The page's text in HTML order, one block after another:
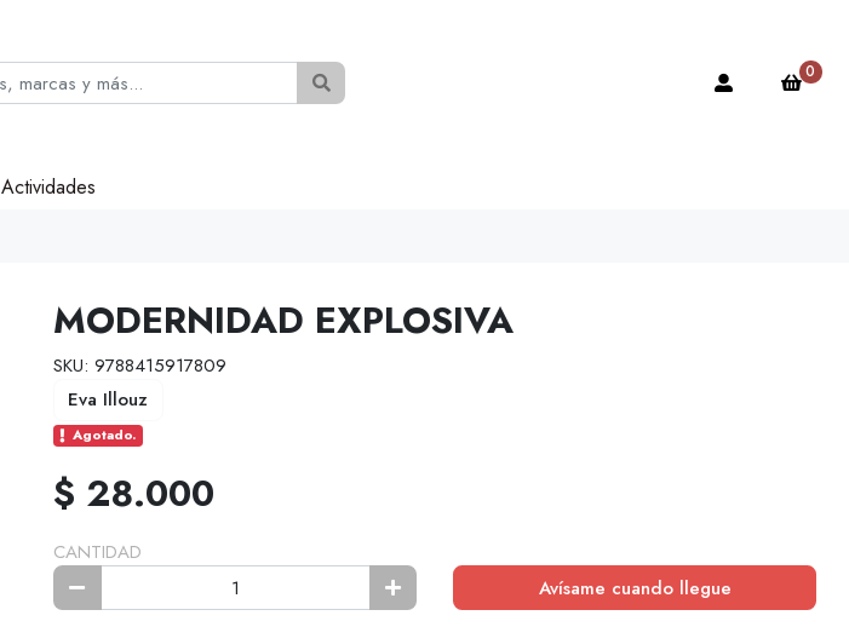
0
Actividades
MODERNIDAD EXPLOSIVA
SKU: 9788415917809
Eva Illouz
Agotado.
$ 28.000
CANTIDAD
Avísame cuando llegue